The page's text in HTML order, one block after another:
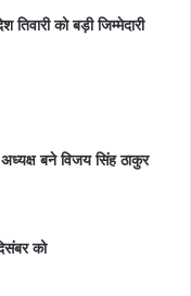
को बड़ी जिम्मेदारी
बने विजय सिंह ठाकुर
को